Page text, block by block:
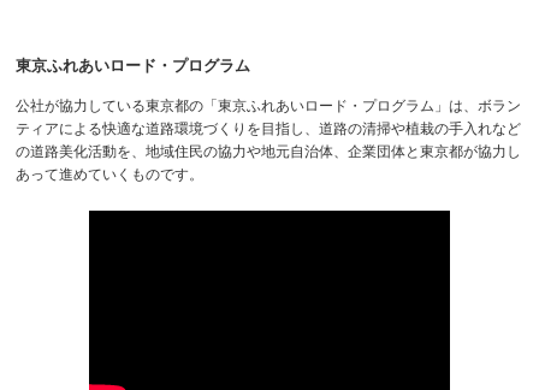
東京ふれあいロード・プログラム
公社が協力している東京都の「東京ふれあいロード・プログラム」は、ボラン
ティアによる快適な道路環境づくりを目指し、道路の清掃や植栽の手入れなど
の道路美化活動を、地域住民の協力や地元自治体、企業団体と東京都が協力し
あって進めていくものです。